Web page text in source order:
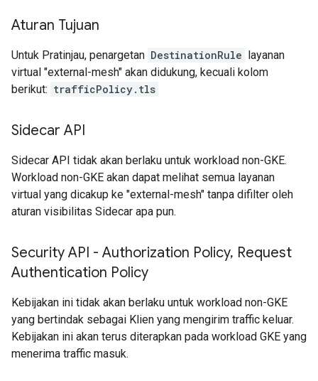
Aturan Tujuan
Untuk Pratinjau, penargetan DestinationRule layanan
virtual "external-mesh" akan didukung, kecuali kolom
berikut: trafficPolicy.tls
Sidecar API
Sidecar API tidak akan berlaku untuk workload non-GKE.
Workload non-GKE akan dapat melihat semua layanan
virtual yang dicakup ke "external-mesh" tanpa difilter oleh
aturan visibilitas Sidecar apa pun.
Security API - Authorization Policy, Request
Authentication Policy
Kebijakan ini tidak akan berlaku untuk workload non-GKE
yang bertindak sebagai Klien yang mengirim traffic keluar.
Kebijakan ini akan terus diterapkan pada workload GKE yang
menerima traffic masuk.